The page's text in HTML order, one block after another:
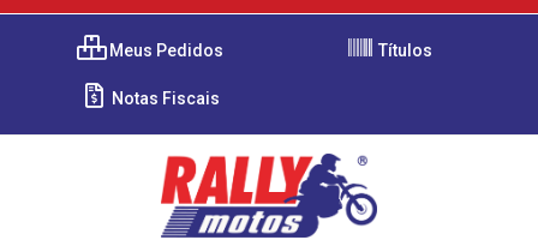
Meus Pedidos Títulos
Notas Fiscais